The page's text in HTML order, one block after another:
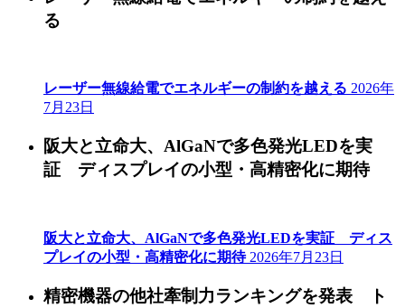
る
レーザー無線給電でエネルギーの制約を越える 2026年
7月23日
阪大と立命大、AlGaNで多色発光LEDを実
証 ディスプレイの小型・高精密化に期待
阪大と立命大、AlGaNで多色発光LEDを実証 ディス
プレイの小型・高精密化に期待 2026年7月23日
精密機器の他社牽制力ランキングを発表 ト